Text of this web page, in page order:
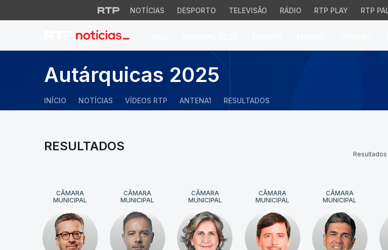
NOTÍCIAS DESPORTO TELEVISÃO RÁDIO RTP PLAY RTP
Autárquicas 2025
INÍCIO NOTÍCIAS VÍDEOS RTP ANTENA1 RESULTADOS
RESULTADOS
CÂMARA
MUNICIPAL
CÂMARA
MUNICIPAL
CÂMARA
MUNICIPAL
CÂMARA
MUNICIPAL
CÂMARA
MUNICIPAL